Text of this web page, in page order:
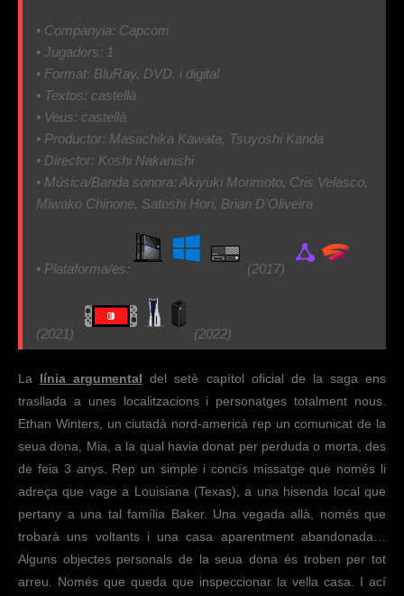
• Companyia: Capcom
• Jugadors: 1
• Format: BluRay, DVD, i digital
• Textos: castellà
• Veus: castellà
• Productor: Masachika Kawata, Tsuyoshi Kanda
• Director: Koshi Nakanishi
• Música/Banda sonora: Akiyuki Morimoto, Cris Velasco,
Miwako Chinone, Satoshi Hori, Brian D’Oliveira
• Plataforma/es: (2017)
(2021) (2022)
La línia argumental del setè capítol oficial de la saga ens
trasllada a unes localitzacions i personatges totalment nous.
Ethan Winters, un ciutadà nord-americà rep un comunicat de la
seua dona, Mia, a la qual havia donat per perduda o morta, des
de feia 3 anys. Rep un simple i concís missatge que només li
adreça que vage a Louisiana (Texas), a una hisenda local que
pertany a una tal família Baker. Una vegada allà, només que
trobarà uns voltants i una casa aparentment abandonada…
Alguns objectes personals de la seua dona és troben per tot
arreu. Només que queda que inspeccionar la vella casa. I ací